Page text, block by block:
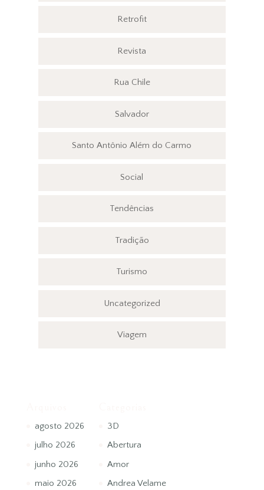
Retrofit
Revista
Rua Chile
Salvador
Santo Antônio Além do Carmo
Social
Tendências
Tradição
Turismo
Uncategorized
Viagem
agosto 2026
julho 2026
junho 2026
maio 2026
3D
Abertura
Amor
Andrea Velame